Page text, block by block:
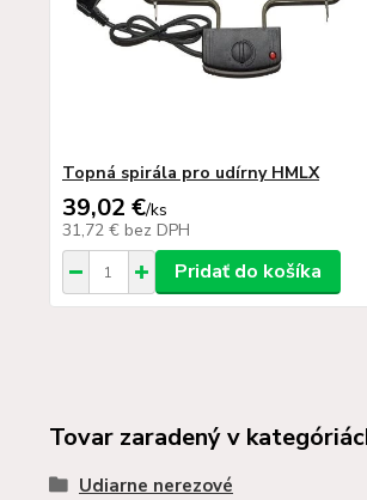
Topná spirála pro udírny HMLX
39,02 €/ks
31,72 € bez DPH
Pridať do košíka
Tovar zaradený v
Udiarne nerezové